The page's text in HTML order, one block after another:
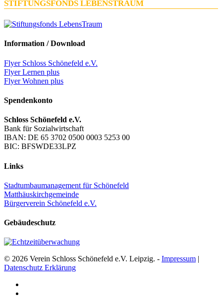
STIFTUNGSFONDS LEBENSTRAUM
Information / Download
Flyer Schloss Schönefeld e.V.
Flyer Lernen plus
Flyer Wohnen plus
Spendenkonto
Schloss Schönefeld e.V.
Bank für Sozialwirtschaft
IBAN: DE 65 3702 0500 0003 5253 00
BIC: BFSWDE33LPZ
Links
Stadtumbaumanagement für Schönefeld
Matthäuskirchgemeinde
Bürgerverein Schönefeld e.V.
Gebäudeschutz
© 2026 Verein Schloss Schönefeld e.V. Leipzig. - Impressum |
Datenschutz Erklärung